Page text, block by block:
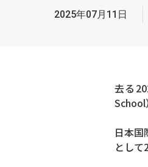
2025年07月11日
去る
School
日本国
として